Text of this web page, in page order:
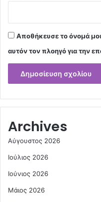
Αποθήκευσε το όνομά
αυτόν τον πλοηγό για την
Archives
Αύγουστος 2026
Ιούλιος 2026
Ιούνιος 2026
Μάιος 2026